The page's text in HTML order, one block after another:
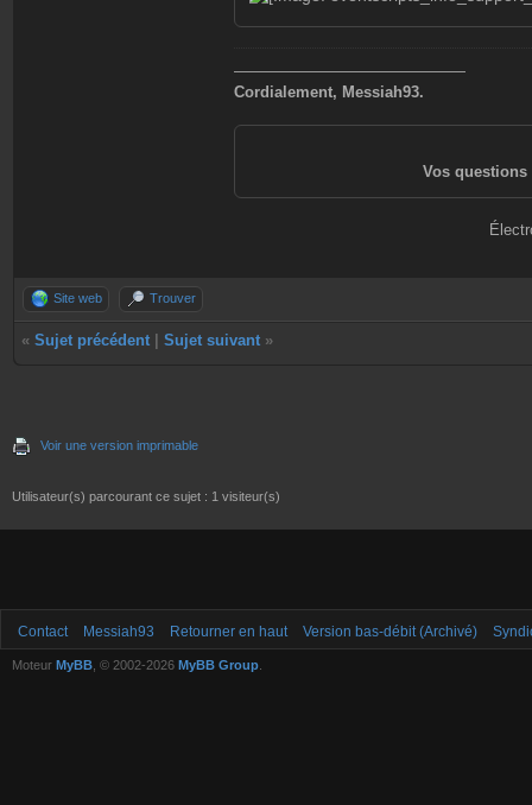
———————————————
Cordialement, Messiah93.
Vos questions
Site web Trouver
« Sujet précédent Sujet suivant »
Voir une version imprimable
Utilisateur(s) parcourant ce sujet : 1 visiteur(s)
Contact Messiah93 Retourner en haut Version bas-débit (Archivé)
Moteur MyBB , © 2002-2026 MyBB Group